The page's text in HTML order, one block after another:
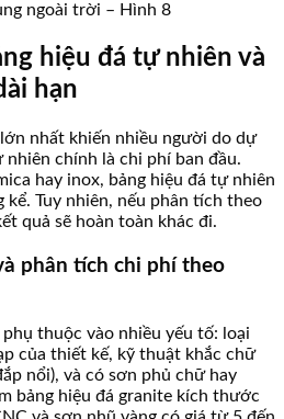
ngoài trời – Hình 8
hiệu đá tự nhiên và
hạn
nhất khiến nhiều người do dự
chính là chi phí ban đầu.
hay inox, bảng hiệu đá tự nhiên
kể. Tuy nhiên, nếu phân tích theo
quả sẽ hoàn toàn khác đi.
phân tích chi phí theo
thuộc vào nhiều yếu tố: loại
của thiết kế, kỹ thuật khắc chữ
nổi), và có sơn phủ chữ hay
bảng hiệu đá granite kích thước